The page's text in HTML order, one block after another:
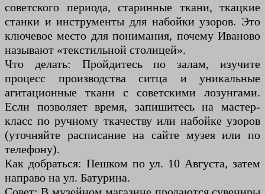
советского периода, старинные ткани, ткацкие
станки и инструменты для набойки узоров. Это
ключевое место для понимания, почему Иваново
называют «текстильной столицей».
Что делать: Пройдитесь по залам, изучите
процесс производства ситца и уникальные
агитационные ткани с советскими лозунгами.
Если позволяет время, запишитесь на мастер-
класс по ручному ткачеству или набойке узоров
(уточняйте расписание на сайте музея или по
телефону).
Как добраться: Пешком по ул. 10 Августа, затем
направо на ул. Батурина.